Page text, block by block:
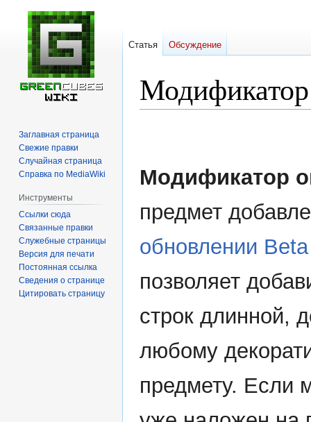
Модификатор
предмет
обновлении
позволяет
строк длинной,
любому
предмету. Если
Статья Обсуждение
Заглавная страница
Свежие правки
Случайная страница
Справка по MediaWiki
Инструменты
Ссылки сюда
Связанные правки
Служебные страницы
Версия для печати
Постоянная ссылка
Сведения о странице
Цитировать страницу